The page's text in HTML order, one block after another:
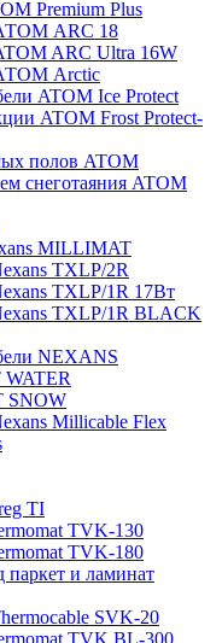
Premium Plus
АТОМ ARC 18
ARC Ultra 16W
АТОМ Arctic
ATOM Ice Protect
ATOM Frost Protect-
полов ATOM
снеготаяния ATOM
MILLIMAT
TXLP/2R
TXLP/1R 17Вт
TXLP/1R BLACK
NEXANS
WATER
SNOW
Millicable Flex
TI
TVK-130
TVK-180
паркет и ламинат
SVK-20
TVK BL-300